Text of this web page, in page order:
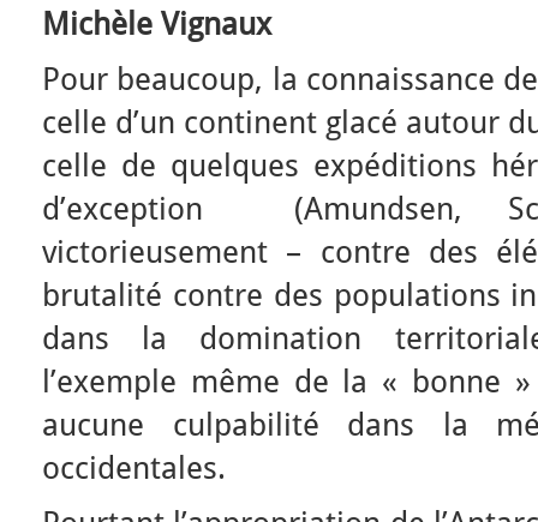
Michèle Vignaux
Pour beaucoup, la connaissance
celle d’un continent glacé autour
celle de quelques expéditions
d’exception
victorieusement – contre des
brutalité contre des populations
dans la domination
l’exemple même de la « bonne
aucune culpabilité dans la
occidentales.